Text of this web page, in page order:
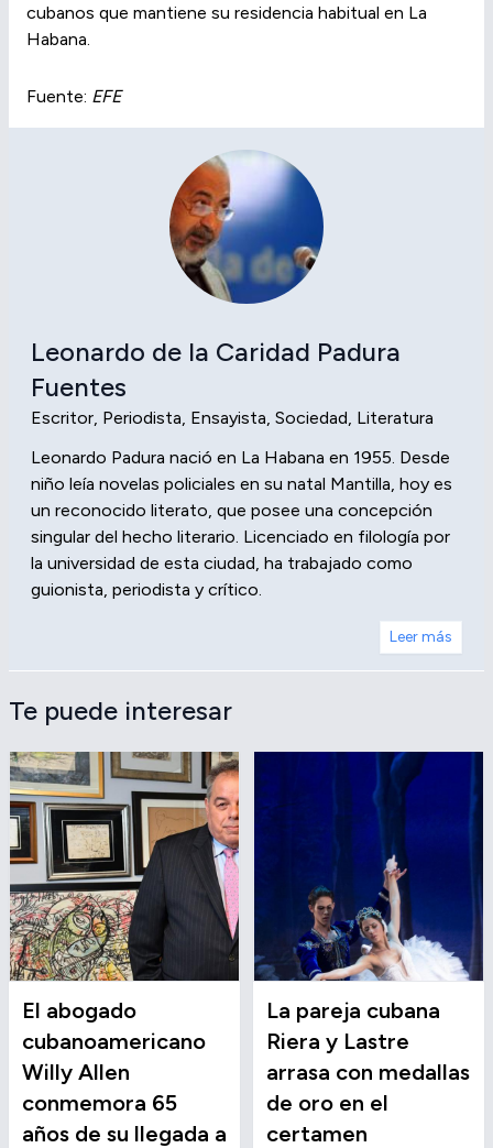
cubanos que mantiene su residencia habitual en La
Habana.
Fuente: EFE
Leonardo de la Caridad Padura
Fuentes
Escritor, Periodista, Ensayista, Sociedad, Literatura
Leonardo Padura nació en La Habana en 1955. Desde
niño leía novelas policiales en su natal Mantilla, hoy es
un reconocido literato, que posee una concepción
singular del hecho literario. Licenciado en filología por
la universidad de esta ciudad, ha trabajado como
guionista, periodista y crítico.
Leer más
Te puede interesar
El abogado
cubanoamericano
Willy Allen
conmemora 65
años de su llegada a
La pareja cubana
Riera y Lastre
arrasa con medallas
de oro en el
certamen